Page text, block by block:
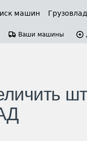
машин
Ваши машины